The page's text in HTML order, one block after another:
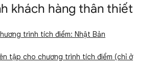
khách hàng thân thiết
trình tích điểm: Nhật Bản
tập cho chương trình tích điểm (chỉ ở